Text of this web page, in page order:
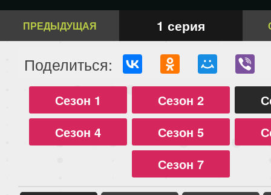
ПРЕДЫДУЩАЯ 1 серия
Поделиться:
Сезон 1 Сезон 2
Сезон 4
Сезон 5
Сезон 7